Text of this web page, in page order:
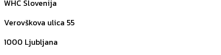
WHC Slovenija
Verovškova ulica 55
1000 Ljubljana